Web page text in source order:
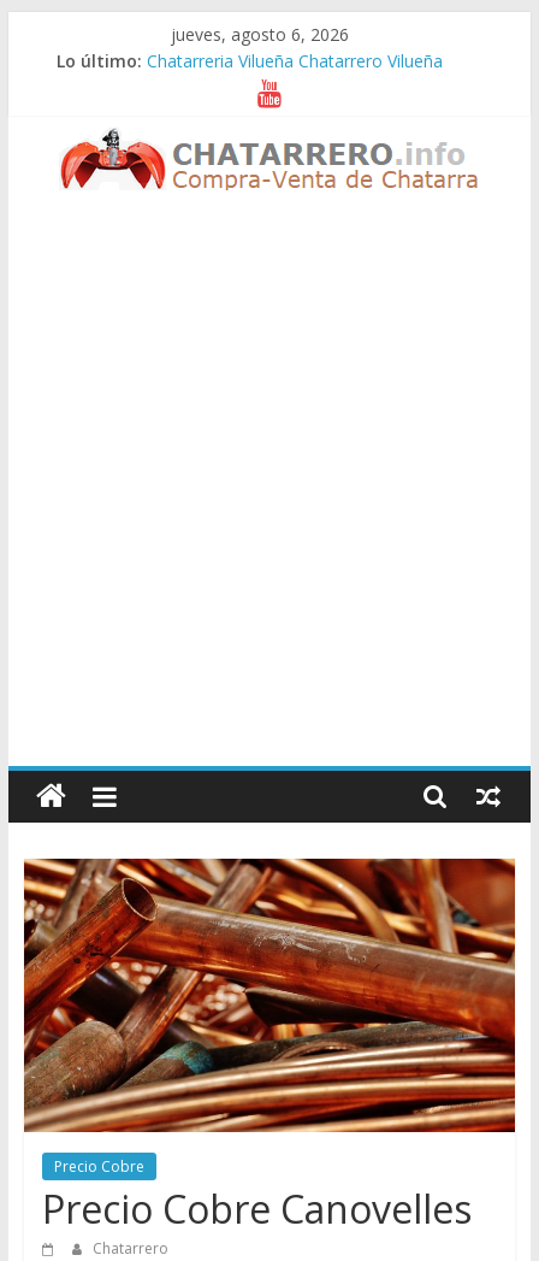
jueves, agosto 6, 2026
Lo último: Chatarreria Vilueña Chatarrero Vilueña
Chatarreria Zuera Chatarrero Zuera
Chatarreria Zaragoza Chatarrero Zaragoza
Chatarreria Zaida Chatarrero Zaida
Chatarreria Vistabella Chatarrero Vistabella
Chatarreros
–
Precio
de
Chatarra
Directorio
de
Chatarreros
para
vender
Chatarra
Precio Cobre
Precio Cobre Canovelles
Chatarrero